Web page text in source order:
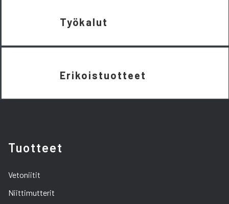
Työkalut
Erikoistuotteet
Tuotteet
Vetoniitit
Niittimutterit